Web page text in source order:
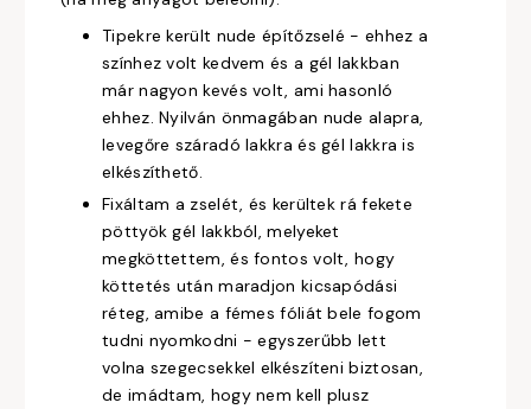
Tipekre került nude építőzselé - ehhez a
színhez volt kedvem és a gél lakkban
már nagyon kevés volt, ami hasonló
ehhez. Nyilván önmagában nude alapra,
levegőre száradó lakkra és gél lakkra is
elkészíthető.
Fixáltam a zselét, és kerültek rá fekete
pöttyök gél lakkból, melyeket
megköttettem, és fontos volt, hogy
köttetés után maradjon kicsapódási
réteg, amibe a fémes fóliát bele fogom
tudni nyomkodni - egyszerűbb lett
volna szegecsekkel elkészíteni biztosan,
de imádtam, hogy nem kell plusz